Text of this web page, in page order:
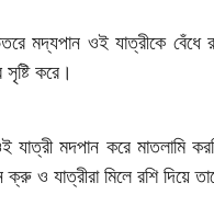
মদ্যপান ওই যাত্রীকে
করে।
যাত্রী মদপান করে মাতলামি
ও যাত্রীরা মিলে রশি দিয়ে